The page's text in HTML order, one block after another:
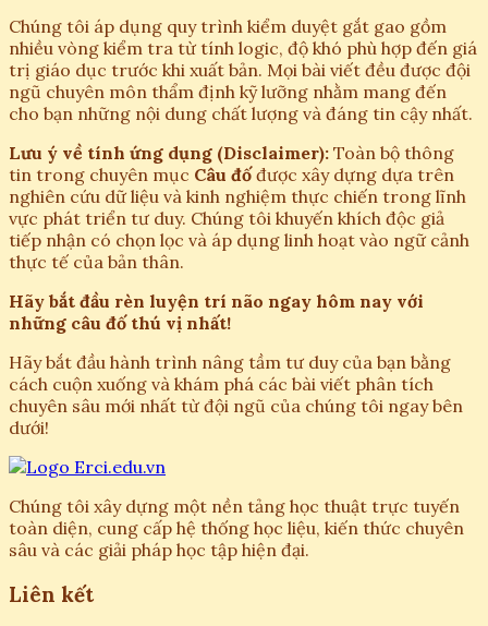
Chúng tôi áp dụng quy trình kiểm duyệt gắt gao gồm
nhiều vòng kiểm tra từ tính logic, độ khó phù hợp đến giá
trị giáo dục trước khi xuất bản. Mọi bài viết đều được đội
ngũ chuyên môn thẩm định kỹ lưỡng nhằm mang đến
cho bạn những nội dung chất lượng và đáng tin cậy nhất.
Lưu ý về tính ứng dụng (Disclaimer): Toàn bộ thông
tin trong chuyên mục Câu đốđược xây dựng dựa trên
nghiên cứu dữ liệu và kinh nghiệm thực chiến trong lĩnh
vực phát triển tư duy. Chúng tôi khuyến khích độc giả
tiếp nhận có chọn lọc và áp dụng linh hoạt vào ngữ cảnh
thực tế của bản thân.
Hãy bắt đầu rèn luyện trí não ngay hôm nay với
những câu đố thú vị nhất!
Hãy bắt đầu hành trình nâng tầm tư duy của bạn bằng
cách cuộn xuống và khám phá các bài viết phân tích
chuyên sâu mới nhất từ đội ngũ của chúng tôi ngay bên
dưới!
Chúng tôi xây dựng một nền tảng học thuật trực tuyến
toàn diện, cung cấp hệ thống học liệu, kiến thức chuyên
sâu và các giải pháp học tập hiện đại.
Liên kết